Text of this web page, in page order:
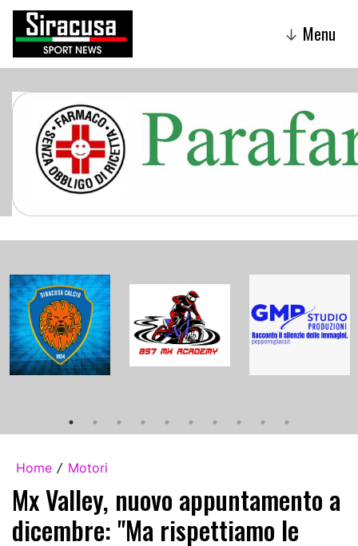
↓ Menu
Home / Motori
Mx Valley, nuovo appuntamento a
dicembre: "Ma rispettiamo le